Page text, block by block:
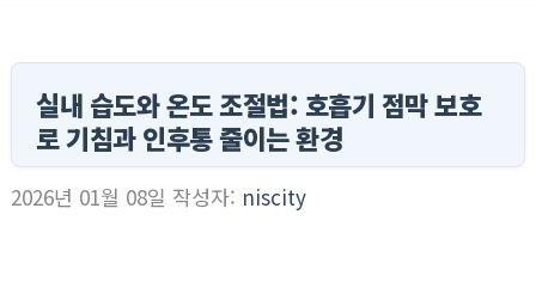
실내 습도와 온도 조절법: 호흡기 점막 보호
로 기침과 인후통 줄이는 환경
2026년 01월 08일 작성자: niscity